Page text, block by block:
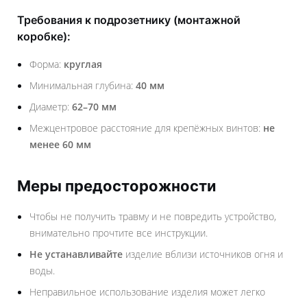
Требования к подрозетнику (монтажной
коробке):
Форма: круглая
Минимальная глубина: 40 мм
Диаметр: 62–70 мм
Межцентровое расстояние для крепёжных винтов: не
менее 60 мм
Меры предосторожности
Чтобы не получить травму и не повредить устройство,
внимательно прочтите все инструкции.
Не устанавливайте изделие вблизи источников огня и
воды.
Неправильное использование изделия может легко